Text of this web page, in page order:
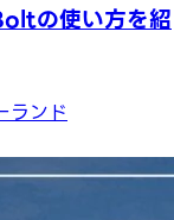
の使い方を紹
ランド